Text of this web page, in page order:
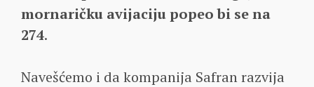
mornaričku avijaciju popeo bi se na
274.
Navešćemo i da kompanija Safran razvija